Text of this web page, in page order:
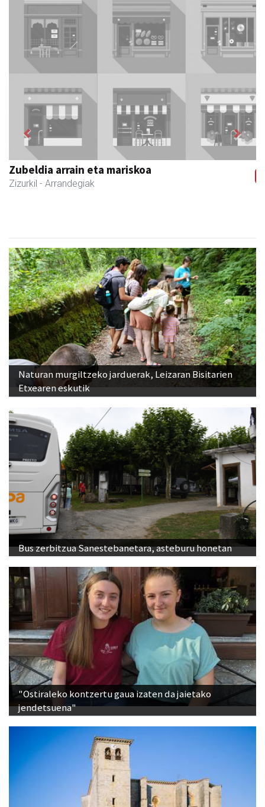
Zizurkilgo Udala
Zizurkil - Udaletxeak
Previous Next
Naturan murgiltzeko jarduerak, Leizaran Bisitarien
Etxearen eskutik
Bus zerbitzua Sanestebanetara, asteburu honetan
"Ostiraleko kontzertu gaua izaten da jaietako
jendetsuena"